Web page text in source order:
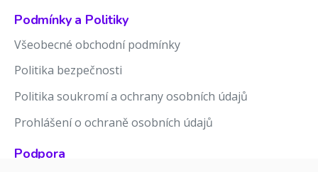
Podmínky a Politiky
Všeobecné obchodní podmínky
Politika bezpečnosti
Politika soukromí a ochrany osobních údajů
Prohlášení o ochraně osobních údajů
Podpora